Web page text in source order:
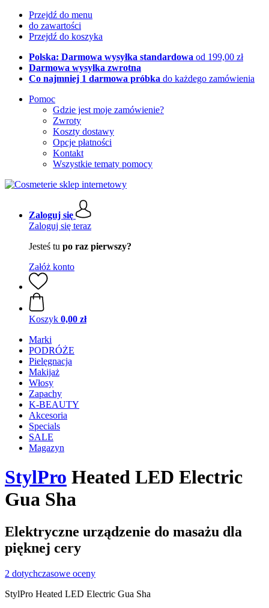
Przejdź do menu
do zawartości
Przejdź do koszyka
Polska: Darmowa wysyłka standardowa od 199,00 zł
Darmowa wysyłka zwrotna
Co najmniej 1 darmowa próbka do każdego zamówienia
Pomoc
Gdzie jest moje zamówienie?
Zwroty
Koszty dostawy
Opcje płatności
Kontakt
Wszystkie tematy pomocy
Zaloguj się
Zaloguj się teraz
Jesteś tu po raz pierwszy?
Załóż konto
Koszyk 0,00 zł
Marki
PODRÓŻE
Pielęgnacja
Makijaż
Włosy
Zapachy
K-BEAUTY
Akcesoria
Specials
SALE
Magazyn
StylPro Heated LED Electric
Gua Sha
Elektryczne urządzenie do masażu dla
pięknej cery
2 dotychczasowe oceny
StylPro Heated LED Electric Gua Sha